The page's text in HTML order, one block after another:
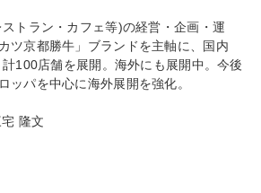
トラン・カフェ等)の経営・企画・運
ツ京都勝牛」ブランドを主軸に、国内
100店舗を展開。海外にも展開中。今後
ッパを中心に海外展開を強化。
隆文